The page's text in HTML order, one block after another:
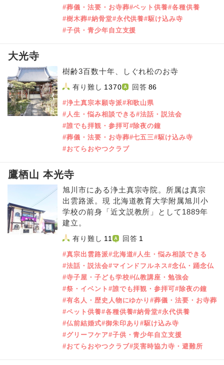
#葬儀・法要・お寺葬#ペット供養#各種供養
#樹木葬#納骨堂#永代供養#駆け込み寺
#子供・青少年自立支援
大光寺
樹齢3百数十年、しぐれ松のお寺
有り難し 1370 回答 86
#浄土真宗本願寺派#和歌山県
#人生・悩み相談できる#法話・説法会
#誰でも拝観・参拝可#除夜の鐘
#葬儀・法要・お寺葬#七五三#駆け込み寺
#おてらおやつクラブ
鷹栖山 本光寺
旭川市にある浄土真宗寺院。所属は真宗
出雲路派。現 北海道教育大学附属旭川小
学校の前身「近文説教所」として1889年
建立。
有り難し 11 回答 1
#真宗出雲路派#北海道#人生・悩み相談できる
#法話・説法会#マインドフルネス#念仏・踊念仏
#寺子屋・子ども学校#仏教講座・勉強会
#祭・イベント #誰でも拝観・参拝可#除夜の鐘
#有名人・歴史人物にゆかり#葬儀・法要・お寺葬
#ペット供養#各種供養#納骨堂#永代供養
#仏前結婚式#御朱印あり#駆け込み寺
#グリーフケア#子供・青少年自立支援
#おてらおやつクラブ#災害時協力寺・避難所